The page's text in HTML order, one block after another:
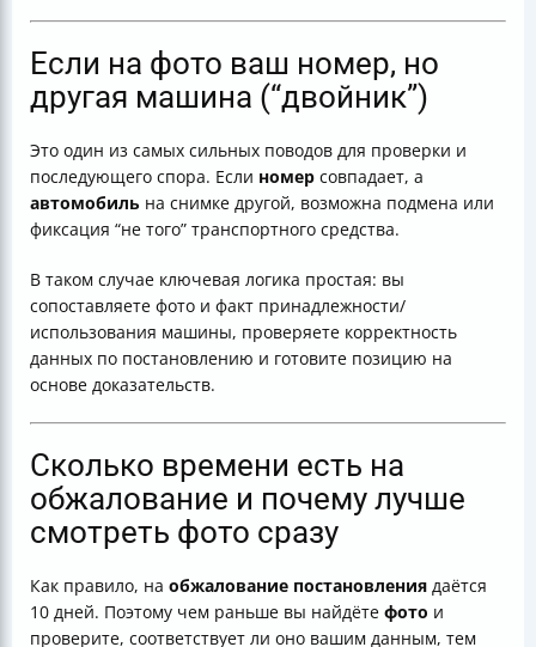
Если на фото ваш номер, но
другая машина (“двойник”)
Это один из самых сильных поводов для проверки и
последующего спора. Если номер совпадает, а
автомобиль на снимке другой, возможна подмена или
фиксация “не того” транспортного средства.
В таком случае ключевая логика простая: вы
сопоставляете фото и факт принадлежности/
использования машины, проверяете корректность
данных по постановлению и готовите позицию на
основе доказательств.
Сколько времени есть на
обжалование и почему лучше
смотреть фото сразу
Как правило, на обжалование постановления даётся
10 дней. Поэтому чем раньше вы найдёте фото и
проверите, соответствует ли оно вашим данным, тем